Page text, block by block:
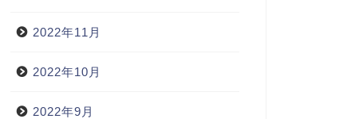
2022年11月
2022年10月
2022年9月